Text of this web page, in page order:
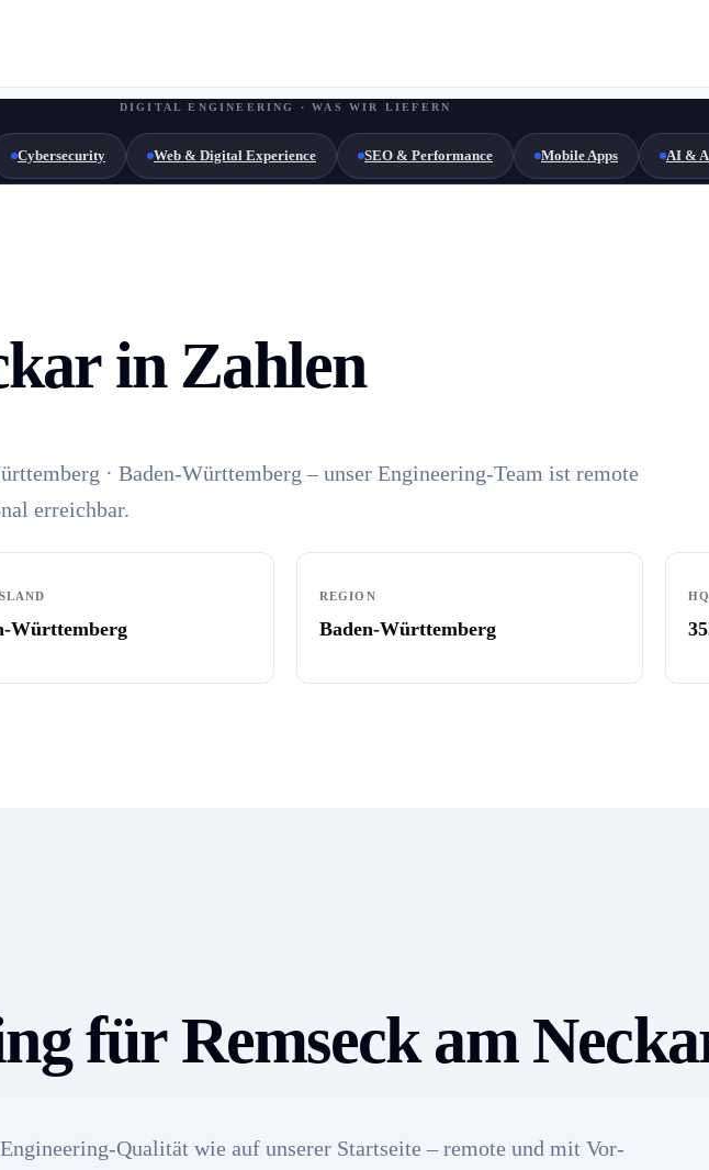
DIGITAL ENGINEERING · WAS WIR LIEFERN
Cybersecurity Web & Digital Experience SEO & Performance Mobile Apps AI &
in Zahlen
· Baden-Württemberg – unser Engineering-Team ist remote
erreichbar.
Württemberg
REGION
Baden-Württemberg
für Remseck am
Qualität wie auf unserer Startseite – remote und mit Vor-